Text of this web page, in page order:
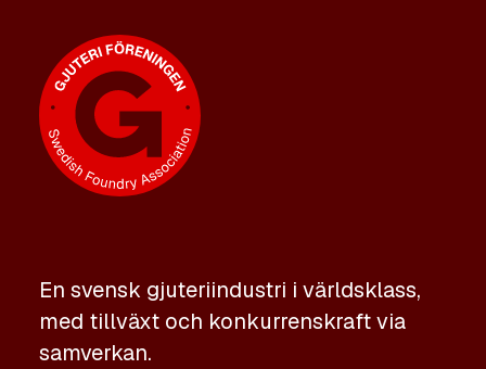
En svensk gjuteriindustri i världsklass,
med tillväxt och konkurrenskraft via
samverkan.